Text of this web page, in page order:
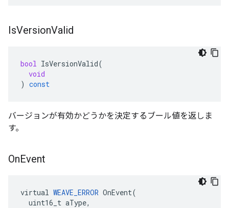
IsVersionValid
bool IsVersionValid(
void
) const
バージョンが有効かどうかを決定するブール値を返しま
す。
OnEvent
virtual WEAVE_ERROR OnEvent(
  uint16_t aType,